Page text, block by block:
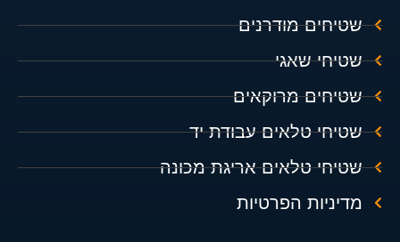
שטיחים מודרנים
שטיחי שאגי
שטיחים מרוקאים
שטיחי טלאים עבודת יד
שטיחי טלאים אריגת מכונה
מדיניות הפרטיות